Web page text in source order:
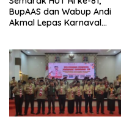
BupAAS dan Wabup Andi
Akmal Lepas Karnaval